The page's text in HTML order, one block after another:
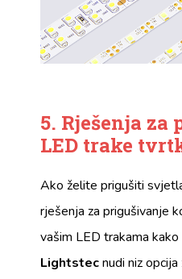
5. Rješenja
LED trake
Ako želite prigušiti
rješenja za prigušivanje
vašim LED trakama
Lightstecnudi niz